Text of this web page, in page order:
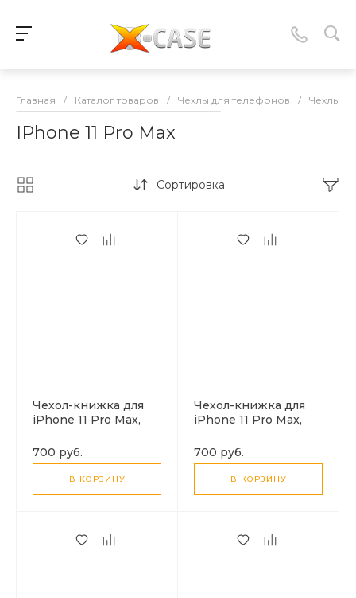
Главная / Каталог товаров / Чехлы для телефонов / Чехлы-
IPhone 11 Pro Max
Сортировка
Чехол-книжка для
iPhone 11 Pro Max,
черный
700 руб.
В КОРЗИНУ
Чехол-книжка для
iPhone 11 Pro Max,
синий
700 руб.
В КОРЗИНУ